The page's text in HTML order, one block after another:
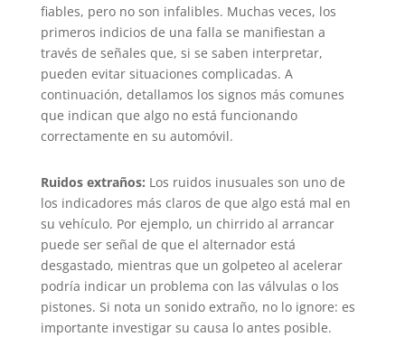
fiables, pero no son infalibles. Muchas veces, los
primeros indicios de una falla se manifiestan a
través de señales que, si se saben interpretar,
pueden evitar situaciones complicadas. A
continuación, detallamos los signos más comunes
que indican que algo no está funcionando
correctamente en su automóvil.
Ruidos extraños: Los ruidos inusuales son uno de
los indicadores más claros de que algo está mal en
su vehículo. Por ejemplo, un chirrido al arrancar
puede ser señal de que el alternador está
desgastado, mientras que un golpeteo al acelerar
podría indicar un problema con las válvulas o los
pistones. Si nota un sonido extraño, no lo ignore: es
importante investigar su causa lo antes posible.